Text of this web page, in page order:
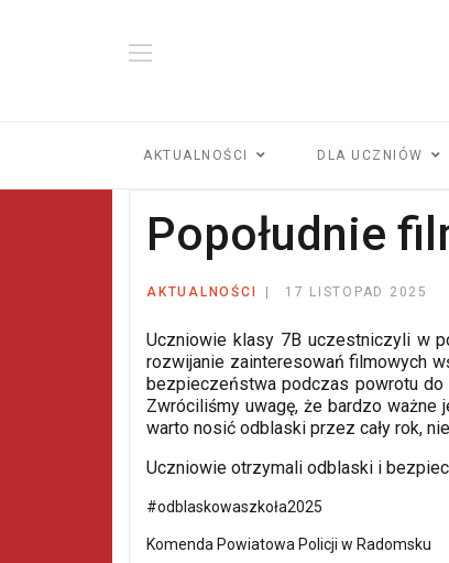
AKTUALNOŚCI DLA UCZNIÓW
Popołudnie
AKTUALNOŚCI 17 LISTOPAD 2025
Uczniowie klasy 7B uczestniczyli w
rozwijanie zainteresowań filmowych
bezpieczeństwa podczas powrotu
Zwróciliśmy uwagę, że bardzo
warto nosić odblaski przez cały rok,
Uczniowie otrzymali odblaski i
#odblaskowaszkoła2025
Komenda Powiatowa Policji w Radomsku